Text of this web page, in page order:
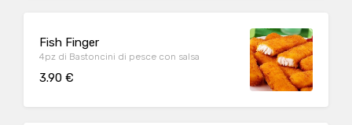
Fish Finger
4pz di Bastoncini di pesce con salsa
3.90 €